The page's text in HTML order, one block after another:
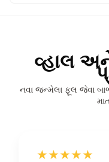
વ્હાલ અને
નવા જન્મેલા ફૂલ જેવા
★★★★★